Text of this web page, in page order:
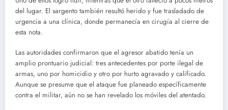
del lugar. El sargento también resultó herido y fue trasladado de
urgencia a una clínica, donde permanecía en cirugía al cierre de
esta nota.
Las autoridades confirmaron que el agresor abatido tenía un
amplio prontuario judicial: tres antecedentes por porte ilegal de
armas, uno por homicidio y otro por hurto agravado y calificado.
Aunque se presume que el ataque fue planeado específicamente
contra el militar, aún no se han revelado los móviles del atentado.